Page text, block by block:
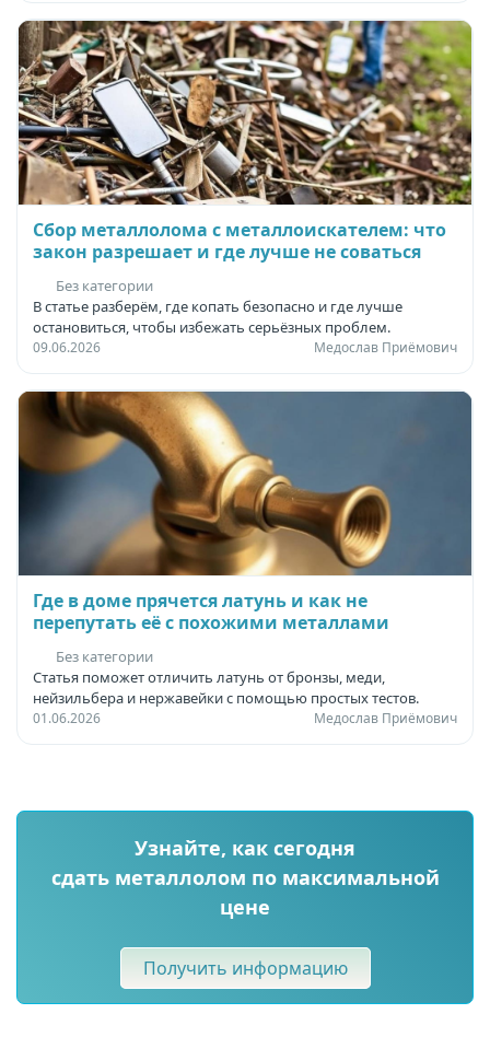
Сбор металлолома с металлоискателем: что
закон разрешает и где лучше не соваться
Без категории
В статье разберём, где копать безопасно и где лучше
остановиться, чтобы избежать серьёзных проблем.
09.06.2026 Медослав Приёмович
Где в доме прячется латунь и как не
перепутать её с похожими металлами
Без категории
Статья поможет отличить латунь от бронзы, меди,
нейзильбера и нержавейки с помощью простых тестов.
01.06.2026 Медослав Приёмович
Узнайте, как сегодня
сдать металлолом по максимальной
цене
Получить информацию